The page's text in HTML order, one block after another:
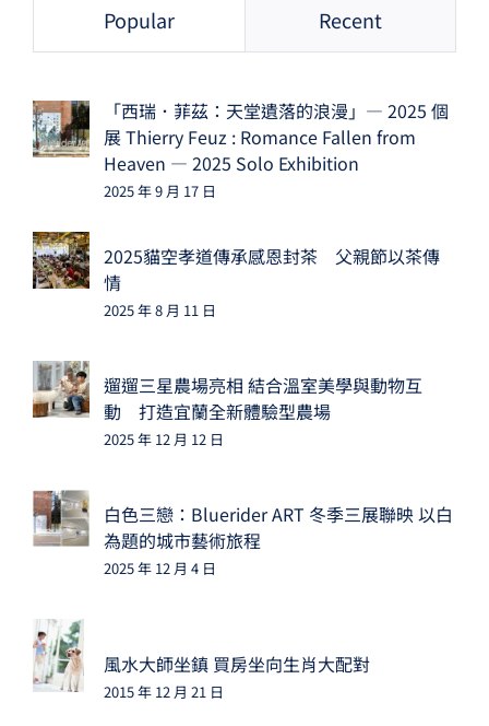
Popular Recent
「西瑞．菲茲：天堂遺落的浪漫」— 2025 個
展 Thierry Feuz : Romance Fallen from
Heaven — 2025 Solo Exhibition
2025 年 9 月 17 日
2025貓空孝道傳承感恩封茶 父親節以茶傳
情
2025 年 8 月 11 日
遛遛三星農場亮相 結合溫室美學與動物互
動 打造宜蘭全新體驗型農場
2025 年 12 月 12 日
白色三戀：Bluerider ART 冬季三展聯映 以白
為題的城市藝術旅程
2025 年 12 月 4 日
風水大師坐鎮 買房坐向生肖大配對
2015 年 12 月 21 日